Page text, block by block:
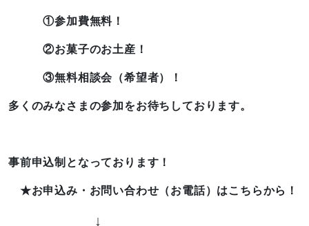
①参加費無料！
②お菓子のお土産！
③無料相談会（希望者）！
多くのみなさまの参加をお待ちしております。
事前申込制となっております！
★お申込み・お問い合わせ（お電話）はこちらから！
↓